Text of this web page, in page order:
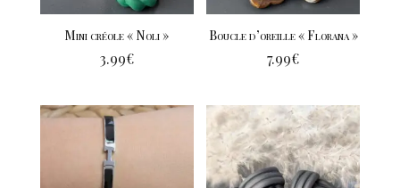
Mini créole « Noli »
3.99€
Boucle d’oreille « Florana »
7.99€